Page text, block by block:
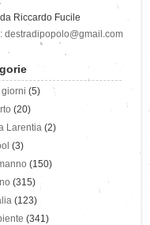
Riccardo Fucile
destradipopolo@gmail.com
giorni (5)
(20)
Larentia (2)
(3)
(150)
(315)
(123)
(341)